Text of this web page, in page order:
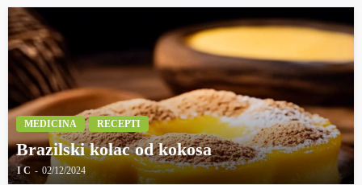
MEDICINA RECEPTI
Brazilski kolac od kokosa
I C 02/12/2024